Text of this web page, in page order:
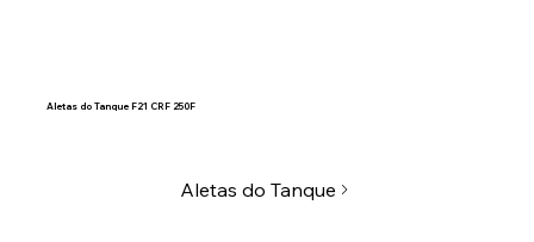
Aletas do Tanque F21 CRF 250F
Aletas do Tanque